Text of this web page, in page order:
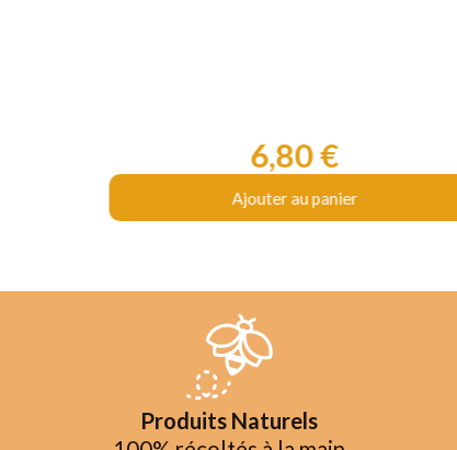
Prix
6,80 €
Ajouter au panier
Produits Naturels